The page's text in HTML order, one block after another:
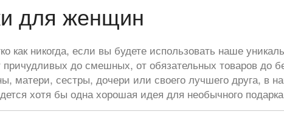
для женщин
как никогда, если вы будете использовать наше
до смешных, от обязательных товаров до
матери, сестры, дочери или своего лучшего друга, в
хотя бы одна хорошая идея для необычного